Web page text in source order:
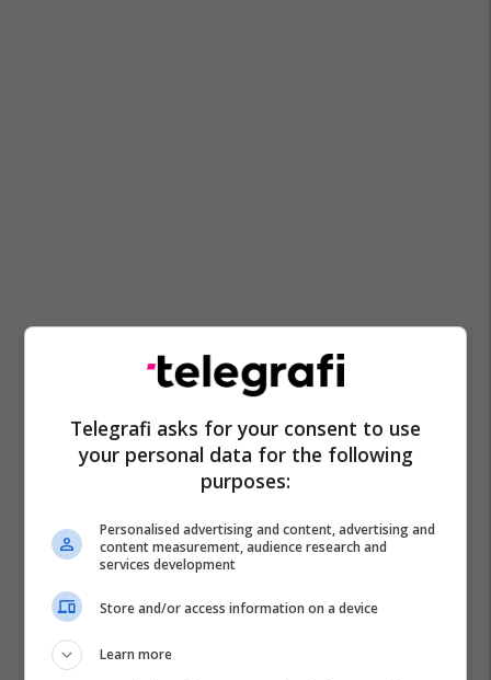
Telegrafi asks for your consent to use
your personal data for the following
purposes:
Personalised advertising and content, advertising and
content measurement, audience research and
services development
Store and/or access information on a device
Learn more